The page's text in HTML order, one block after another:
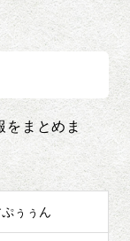
まとめま
ぅぅん